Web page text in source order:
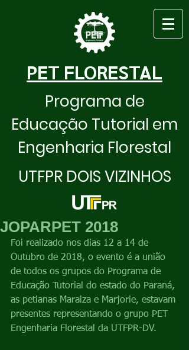
PET FLORESTAL
Programa de
Educação Tutorial em
Engenharia Florestal
UTFPR DOIS VIZINHOS
JOPARPET 2018
Foi realizado nos dias 12 a 14 de
Outubro de 2018, o evento é a união
de todos os grupos do Programa de
Educação Tutorial do estado do Paraná,
as petianas Maraiza e Marjorie, estavam
presentes representando o grupo PET
Engenharia Florestal da UTFPR-DV.